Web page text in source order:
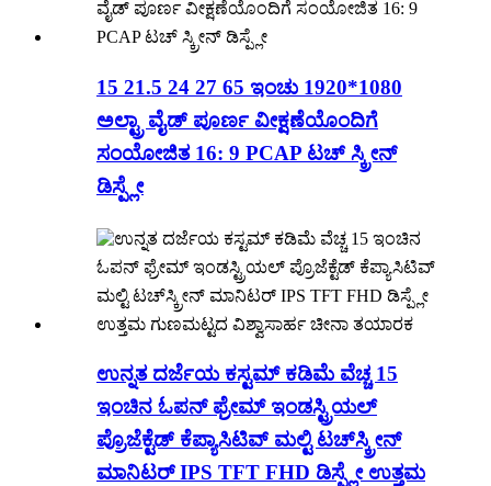
15 21.5 24 27 65 ಇಂಚು 1920*1080
ಅಲ್ಟ್ರಾ ವೈಡ್ ಪೂರ್ಣ ವೀಕ್ಷಣೆಯೊಂದಿಗೆ
ಸಂಯೋಜಿತ 16: 9 PCAP ಟಚ್ ಸ್ಕ್ರೀನ್
ಡಿಸ್ಪ್ಲೇ
ಉನ್ನತ ದರ್ಜೆಯ ಕಸ್ಟಮ್ ಕಡಿಮೆ ವೆಚ್ಚ 15
ಇಂಚಿನ ಓಪನ್ ಫ್ರೇಮ್ ಇಂಡಸ್ಟ್ರಿಯಲ್
ಪ್ರೊಜೆಕ್ಟೆಡ್ ಕೆಪ್ಯಾಸಿಟಿವ್ ಮಲ್ಟಿ ಟಚ್‌ಸ್ಕ್ರೀನ್
ಮಾನಿಟರ್ IPS TFT FHD ಡಿಸ್ಪ್ಲೇ ಉತ್ತಮ